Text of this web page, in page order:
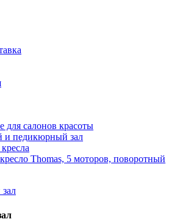
для салонов красоты
педикюрный зал
Thomas, 5 моторов, поворотный